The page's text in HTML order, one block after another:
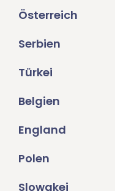
Österreich
Serbien
Türkei
Belgien
England
Polen
Slowakei